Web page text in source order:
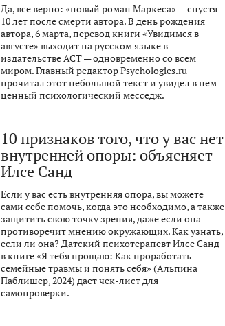
Да, все верно: «новый роман Маркеса» — спустя
10 лет после смерти автора. В день рождения
автора, 6 марта, перевод книги «Увидимся в
августе» выходит на русском языке в
издательстве АСТ — одновременно со всем
миром. Главный редактор Psychologies.ru
прочитал этот небольшой текст и увидел в нем
ценный психологический месседж.
10 признаков того, что у вас нет
внутренней опоры: объясняет
Илсе Санд
Если у вас есть внутренняя опора, вы можете
сами себе помочь, когда это необходимо, а также
защитить свою точку зрения, даже если она
противоречит мнению окружающих. Как узнать,
если ли она? Датский психотерапевт Илсе Санд
в книге «Я тебя прощаю: Как проработать
семейные травмы и понять себя» (Альпина
Паблишер, 2024) дает чек-лист для
самопроверки.